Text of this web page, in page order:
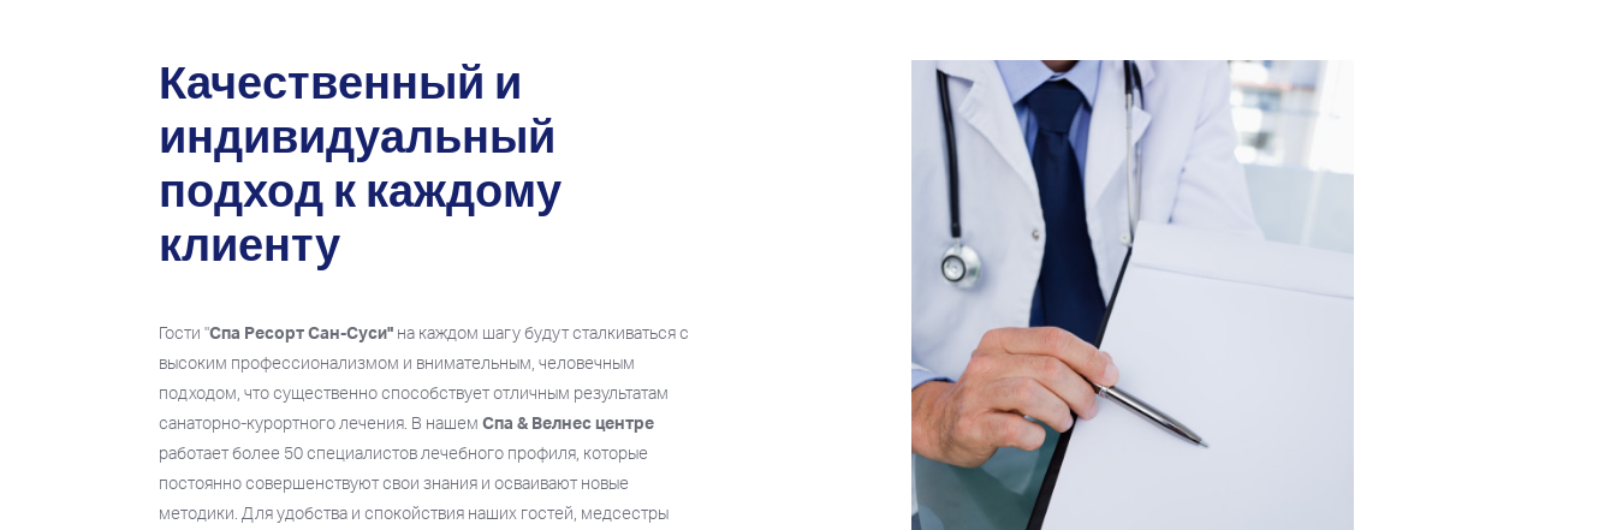
Качественный и
индивидуальный
подход к каждому
клиенту
Гости "Спа Ресорт Сан-Суси" на каждом шагу будут сталкиваться с
высоким профессионализмом и внимательным, человечным
подходом, что существенно способствует отличным результатам
санаторно-курортного лечения. В нашем Спа & Велнес центре
работает более 50 специалистов лечебного профиля, которые
постоянно совершенствуют свои знания и осваивают новые
методики. Для удобства и спокойствия наших гостей, медсестры